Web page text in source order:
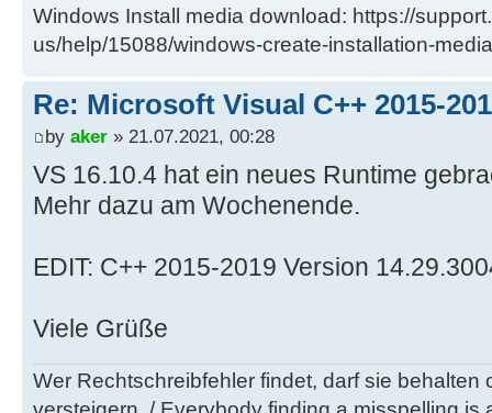
Windows Install media download: https://
us/help/15088/windows-create-installation-media
Re: Microsoft Visual C++ 2015-
by aker » 21.07.2021, 00:28
VS 16.10.4 hat ein neues Runtime
Mehr dazu am Wochenende.
EDIT: C++ 2015-2019 Version
Viele Grüße
Wer Rechtschreibfehler findet, darf sie behalten